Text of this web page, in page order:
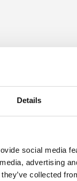
Details
social media
advertising
collected
08/08/2026